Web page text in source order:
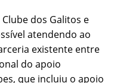
dos Galitos e
atendendo ao
existente entre
do apoio
que incluiu o apoio